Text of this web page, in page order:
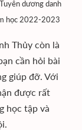
dương danh
học 2022-2023
Thủy còn là
cần hỏi bài
giúp đỡ. Với
được rất
học tập và